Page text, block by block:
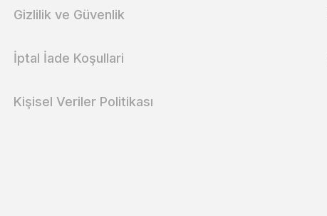
Gizlilik ve Güvenlik
İptal İade Koşullari
Kişisel Veriler Politikası